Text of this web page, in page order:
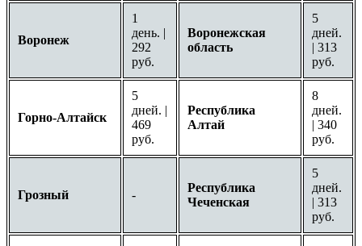
Воронеж
1
день. |
292
руб.
Воронежская
область
5
дней.
| 313
руб.
Горно-Алтайск
5
дней. |
469
руб.
Республика
Алтай
8
дней.
| 340
руб.
Грозный -
Республика
Чеченская
5
дней.
| 313
руб.